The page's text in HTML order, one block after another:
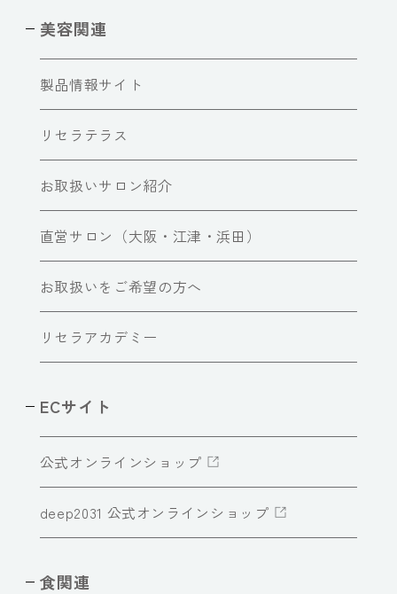
美容関連
製品情報サイト
リセラテラス
お取扱いサロン紹介
直営サロン（大阪・江津・浜田）
お取扱いをご希望の方へ
リセラアカデミー
ECサイト
公式オンラインショップ
deep2031 公式オンラインショップ
食関連